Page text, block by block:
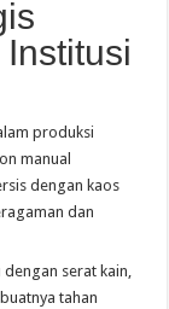
produksi
manual
dengan kaos
dan
serat kain,
tahan